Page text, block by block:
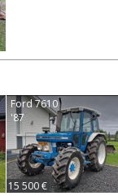
Ford 7610
'87
15 500 €